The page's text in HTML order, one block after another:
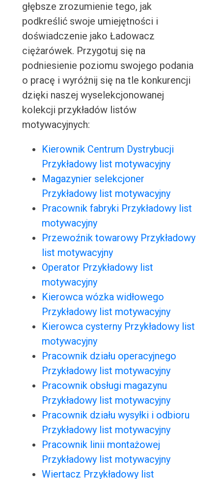
głębsze zrozumienie tego, jak
podkreślić swoje umiejętności i
doświadczenie jako Ładowacz
ciężarówek. Przygotuj się na
podniesienie poziomu swojego podania
o pracę i wyróżnij się na tle konkurencji
dzięki naszej wyselekcjonowanej
kolekcji przykładów listów
motywacyjnych:
Kierownik Centrum Dystrybucji
Przykładowy list motywacyjny
Magazynier selekcjoner
Przykładowy list motywacyjny
Pracownik fabryki Przykładowy list
motywacyjny
Przewoźnik towarowy Przykładowy
list motywacyjny
Operator Przykładowy list
motywacyjny
Kierowca wózka widłowego
Przykładowy list motywacyjny
Kierowca cysterny Przykładowy list
motywacyjny
Pracownik działu operacyjnego
Przykładowy list motywacyjny
Pracownik obsługi magazynu
Przykładowy list motywacyjny
Pracownik działu wysyłki i odbioru
Przykładowy list motywacyjny
Pracownik linii montażowej
Przykładowy list motywacyjny
Wiertacz Przykładowy list